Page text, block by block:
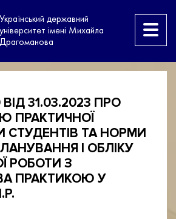
Український державний
університет імені Михайла
Драгоманова
31.03.2023 ПРО
ПРАКТИЧНОЇ
СТУДЕНТІВ ТА НОРМИ
І ОБЛІКУ
РОБОТИ З
ПРАКТИКОЮ У